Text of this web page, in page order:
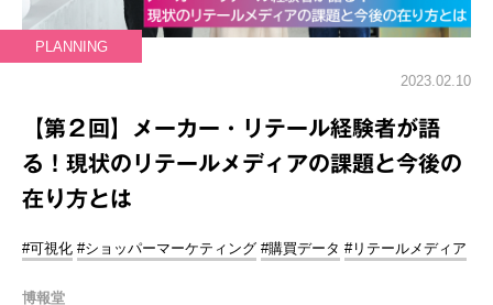
PLANNING
2023.02.10
【第２回】メーカー・リテール経験者が語
る！現状のリテールメディアの課題と今後の
在り方とは
#可視化 #ショッパーマーケティング #購買データ #リテールメディア
博報堂